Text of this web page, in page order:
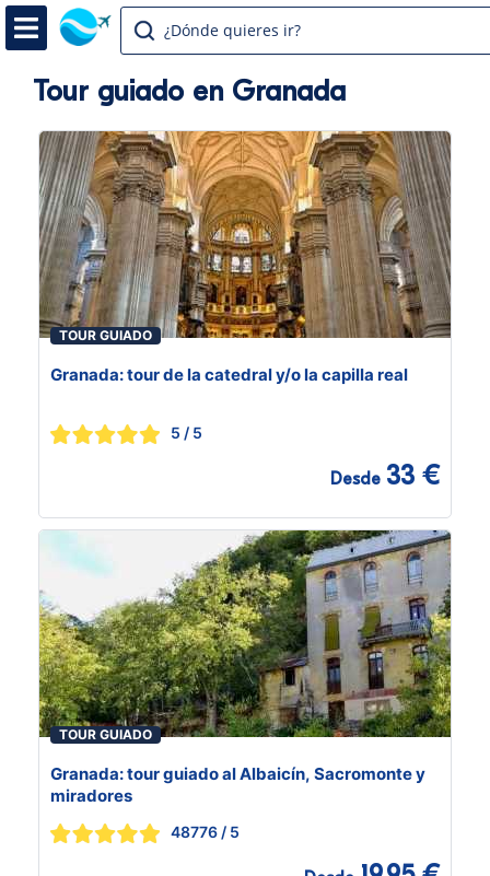
¿Dónde quieres ir?
Tour guiado en Granada
TOUR GUIADO
Granada: tour de la catedral y/o la capilla real
5 / 5
Desde 33 €
TOUR GUIADO
Granada: tour guiado al Albaicín, Sacromonte y
miradores
48776 / 5